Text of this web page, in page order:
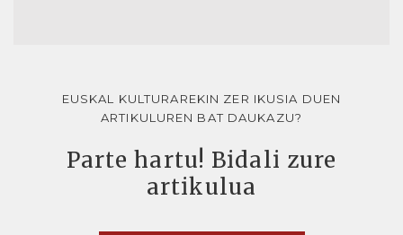
EUSKAL KULTURAREKIN ZER IKUSIA DUEN
ARTIKULUREN BAT DAUKAZU?
Parte hartu! Bidali zure
artikulua